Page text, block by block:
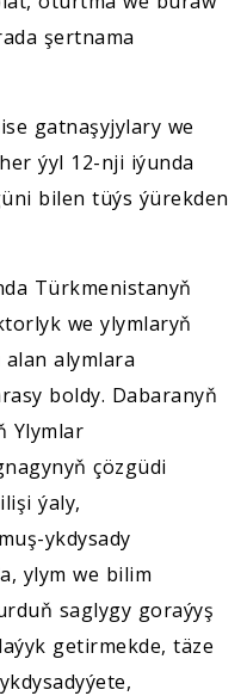
şertnama
gatnaşyjylary we
ýyl 12-nji iýunda
bilen tüýs ýürekden
Türkmenistanyň
we ylymlaryň
alymlara
boldy. Dabaranyň
Ylymlar
çözgüdi
ýaly,
ykdysady
ylym we bilim
saglygy goraýyş
getirmekde, täze